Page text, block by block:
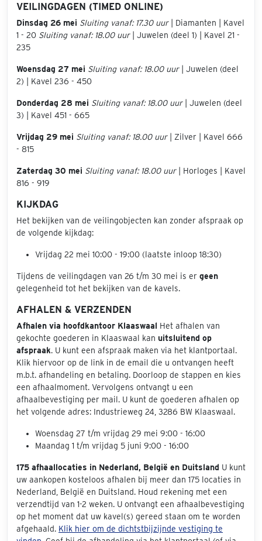
VEILINGDAGEN (TIMED ONLINE)
Dinsdag 26 mei Sluiting vanaf: 17.30 uur| Diamanten | Kavel
1 - 20 Sluiting vanaf: 18.00 uur| Juwelen (deel 1) | Kavel 21 -
235
Woensdag 27 mei Sluiting vanaf: 18.00 uur| Juwelen (deel
2) | Kavel 236 - 450
Donderdag 28 mei Sluiting vanaf: 18.00 uur| Juwelen (deel
3) | Kavel 451 - 665
Vrijdag 29 mei Sluiting vanaf: 18.00 uur| Zilver | Kavel 666
- 815
Zaterdag 30 mei Sluiting vanaf: 18.00 uur| Horloges | Kavel
816 - 919
KIJKDAG
Het bekijken van de veilingobjecten kan zonder afspraak op
de volgende kijkdag:
Vrijdag 22 mei 10:00 - 19:00 (laatste inloop 18:30)
Tijdens de veilingdagen van 26 t/m 30 mei is er geen
gelegenheid tot het bekijken van de kavels.
AFHALEN & VERZENDEN
Afhalen via hoofdkantoor Klaaswaal Het afhalen van
gekochte goederen in Klaaswaal kan uitsluitend op
afspraak. U kunt een afspraak maken via het klantportaal.
Klik hiervoor op de link in de email die u ontvangen heeft
m.b.t. afhandeling en betaling. Doorloop de stappen en kies
een afhaalmoment. Vervolgens ontvangt u een
afhaalbevestiging per mail. U kunt de goederen afhalen op
het volgende adres: Industrieweg 24, 3286 BW Klaaswaal.
Woensdag 27 t/m vrijdag 29 mei 9:00 - 16:00
Maandag 1 t/m vrijdag 5 juni 9:00 - 16:00
175 afhaallocaties in Nederland, België en Duitsland U kunt
uw aankopen kosteloos afhalen bij meer dan 175 locaties in
Nederland, België en Duitsland. Houd rekening met een
verzendtijd van 1-2 weken. U ontvangt een afhaalbevestiging
op het moment dat uw kavel(s) gereed staan om te worden
afgehaald. Klik hier om de dichtstbijzijnde vestiging te